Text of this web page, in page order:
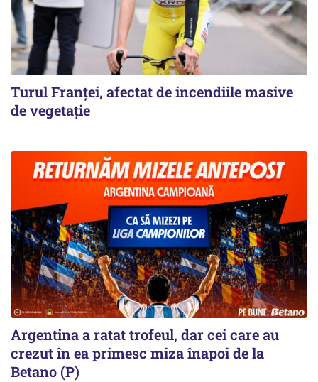
Turul Franţei, afectat de incendiile masive
de vegetaţie
Argentina a ratat trofeul, dar cei care au
crezut în ea primesc miza înapoi de la
Betano (P)